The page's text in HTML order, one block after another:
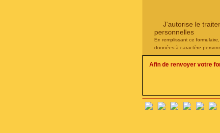
J'autorise le
personnelles
En remplissant ce
données à caractère
Afin de renvoyer votre